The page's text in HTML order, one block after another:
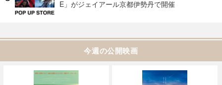
E」がジェイアール京都伊勢丹で開催
今週の公開映画